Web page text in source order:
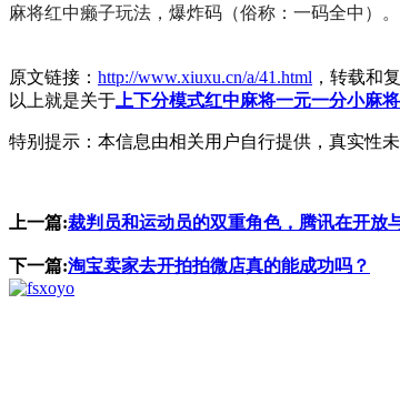
麻将红中癞子玩法，爆炸码（俗称：一码全中）
原文链接： http://www.xiuxu.cn/a/41.html ，转载和
以上就是关于 上下分模式红中麻将一元一分小麻
特别提示：本信息由相关用户自行提供，真实性
上一篇:裁判员和运动员的双重角色，腾讯在开放
下一篇:淘宝卖家去开拍拍微店真的能成功吗？